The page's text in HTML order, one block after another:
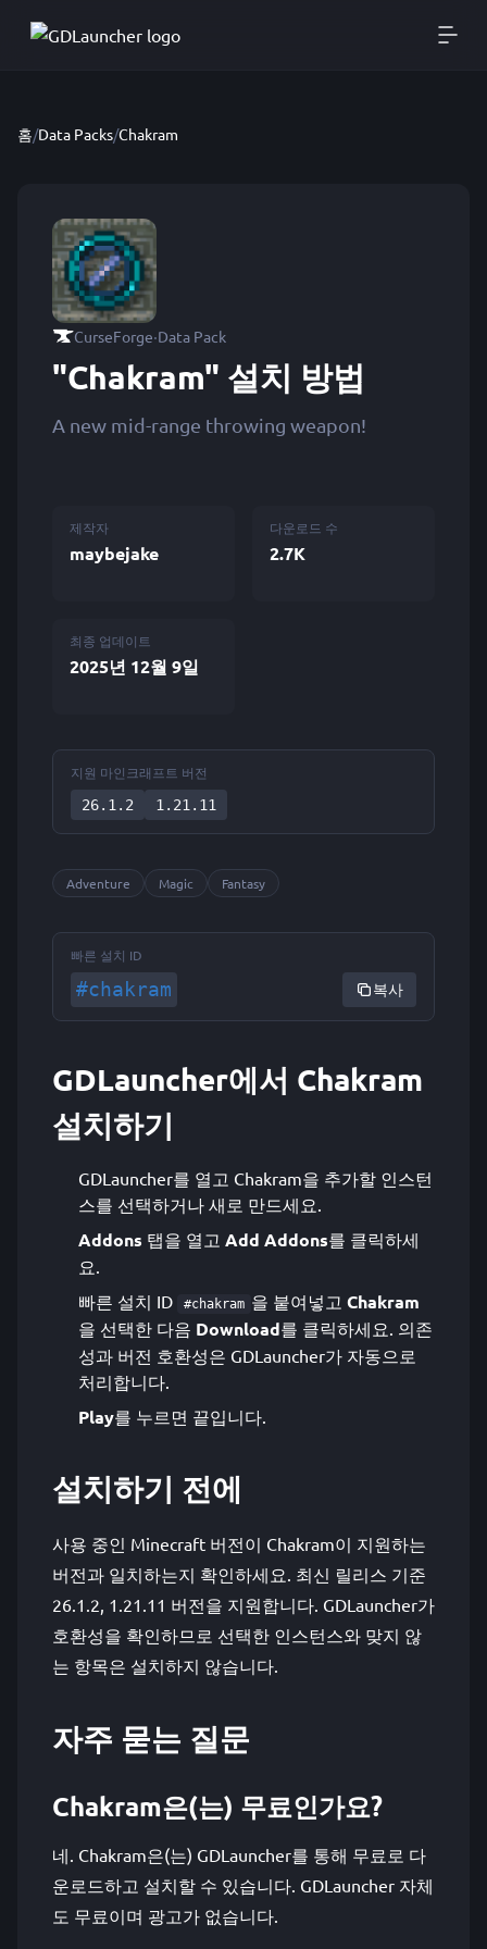
홈/Data Packs/Chakram
CurseForge·Data Pack
"Chakram" 설치 방법
A new mid-range throwing weapon!
제작자
maybejake
다운로드 수
2.7K
최종 업데이트
2025년 12월 9일
지원 마인크래프트 버전
26.1.2
1.21.11
Adventure Magic Fantasy
빠른 설치 ID
#chakram 복사
GDLauncher에서 Chakram
설치하기
GDLauncher를 열고 Chakram을 추가할 인스턴
스를 선택하거나 새로 만드세요.
Addons 탭을 열고 Add Addons를 클릭하세
요.
빠른 설치 ID
#chakram 을 붙여넣고 Chakram
을 선택한 다음 Download를 클릭하세요. 의존
성과 버전 호환성은 GDLauncher가 자동으로
처리합니다.
Play를 누르면 끝입니다.
설치하기 전에
사용 중인 Minecraft 버전이 Chakram이 지원하는
버전과 일치하는지 확인하세요. 최신 릴리스 기준
26.1.2, 1.21.11 버전을 지원합니다. GDLauncher가
호환성을 확인하므로 선택한 인스턴스와 맞지 않
는 항목은 설치하지 않습니다.
자주 묻는 질문
Chakram은(는) 무료인가요?
네. Chakram은(는) GDLauncher를 통해 무료로 다
운로드하고 설치할 수 있습니다. GDLauncher 자체
도 무료이며 광고가 없습니다.